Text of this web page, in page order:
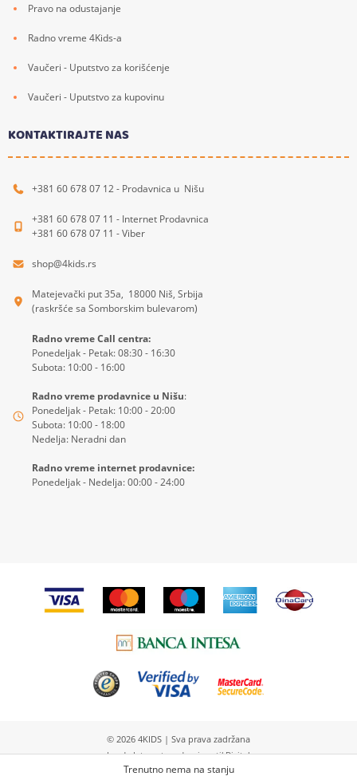
Trenutno nema na stanju
Pravo na odustajanje
Radno vreme 4Kids-a
Vaučeri - Uputstvo za korišćenje
Vaučeri - Uputstvo za kupovinu
KONTAKTIRAJTE NAS
+381 60 678 07 12 - Prodavnica u Nišu
+381 60 678 07 11 - Internet Prodavnica
+381 60 678 07 11 - Viber
shop@4kids.rs
Matejevački put 35a, 18000 Niš, Srbija
(raskršće sa Somborskim bulevarom)
Radno vreme Call centra:
Ponedeljak - Petak: 08:30 - 16:30
Subota: 10:00 - 16:00
Radno vreme prodavnice u Nišu:
Ponedeljak - Petak: 10:00 - 20:00
Subota: 10:00 - 18:00
Nedelja: Neradni dan
Radno vreme internet prodavnice:
Ponedeljak - Nedelja: 00:00 - 24:00
© 2026 4KIDS | Sva prava zadržana
Izrada Internet prodavnice etikDigital